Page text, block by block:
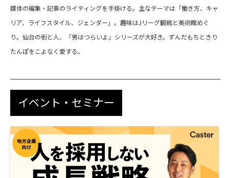
媒体の編集・記事のライティングを手掛ける。主なテーマは「働き方、キャ
リア、ライフスタイル、ジェンダー」。趣味はJリーグ観戦と美術館めぐ
り。仙台の街と人、「男はつらいよ」シリーズが大好き。ずんだもちときり
たんぽをこよなく愛する。
イベント・セミナー